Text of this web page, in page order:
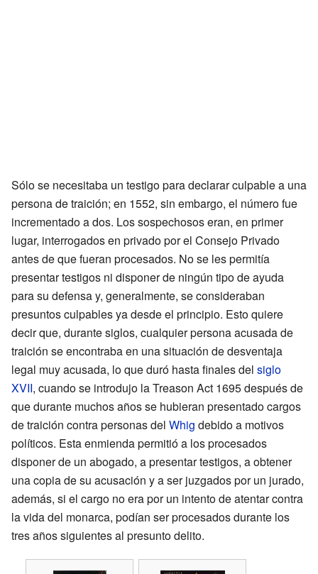
Sólo se necesitaba un testigo para declarar culpable a una
persona de traición; en 1552, sin embargo, el número fue
incrementado a dos. Los sospechosos eran, en primer
lugar, interrogados en privado por el Consejo Privado
antes de que fueran procesados. No se les permitía
presentar testigos ni disponer de ningún tipo de ayuda
para su defensa y, generalmente, se consideraban
presuntos culpables ya desde el principio. Esto quiere
decir que, durante siglos, cualquier persona acusada de
traición se encontraba en una situación de desventaja
legal muy acusada, lo que duró hasta finales del siglo
XVII, cuando se introdujo la Treason Act 1695 después de
que durante muchos años se hubieran presentado cargos
de traición contra personas del Whig debido a motivos
políticos. Esta enmienda permitió a los procesados
disponer de un abogado, a presentar testigos, a obtener
una copia de su acusación y a ser juzgados por un jurado,
además, si el cargo no era por un intento de atentar contra
la vida del monarca, podían ser procesados durante los
tres años siguientes al presunto delito.